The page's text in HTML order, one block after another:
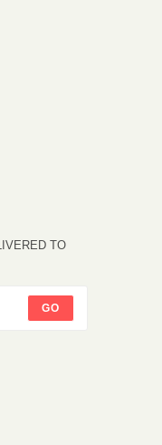
TO
GO